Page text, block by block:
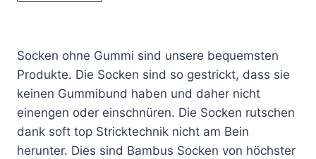
Socken ohne Gummi sind unsere bequemsten
Produkte. Die Socken sind so gestrickt, dass sie
keinen Gummibund haben und daher nicht
einengen oder einschnüren. Die Socken rutschen
dank soft top Stricktechnik nicht am Bein
herunter. Dies sind Bambus Socken von höchster